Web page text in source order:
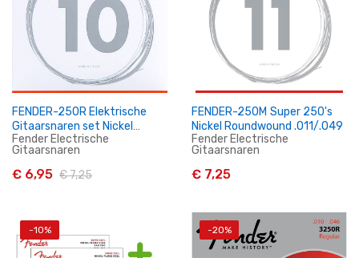
In Winkelwagen
FENDER-250R Elektrische
Gitaarsnaren set Nickel
Roundwound .010/.046
Fender Electrische
Gitaarsnaren
€ 6,95 € 7,25
In Winkelwagen
FENDER-250M Super 250's
Nickel Roundwound .011/.049
Fender Electrische
Gitaarsnaren
€ 7,25
-10% -20%